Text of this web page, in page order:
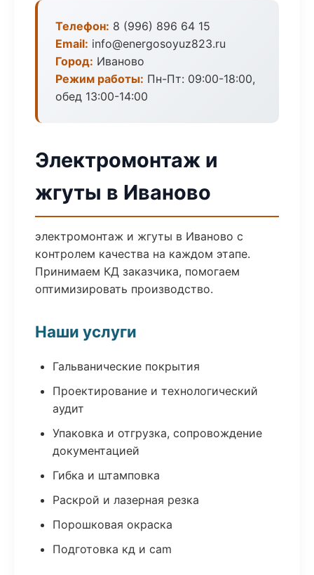
Телефон: 8 (996) 896 64 15
Email: info@energosoyuz823.ru
Город: Иваново
Режим работы: Пн-Пт: 09:00-18:00,
обед 13:00-14:00
Электромонтаж и
жгуты в Иваново
электромонтаж и жгуты в Иваново с
контролем качества на каждом этапе.
Принимаем КД заказчика, помогаем
оптимизировать производство.
Наши услуги
Гальванические покрытия
Проектирование и технологический
аудит
Упаковка и отгрузка, сопровождение
документацией
Гибка и штамповка
Раскрой и лазерная резка
Порошковая окраска
Подготовка кд и cam